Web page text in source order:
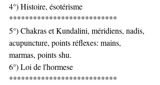
4°) Histoire, ésotérisme
***************************
5°) Chakras et Kundalini, méridiens, nadis,
acupuncture, points réflexes: mains,
marmas, points shu.
6°) Loi de l'hormese
***************************